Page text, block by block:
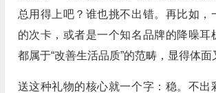
总用得上吧？谁也挑不出错。再比如，
的次卡，或者是一个知名品牌的降噪耳
都属于“改善生活品质”的范畴，显得体面
送这种礼物的核心就一个字：稳。不出